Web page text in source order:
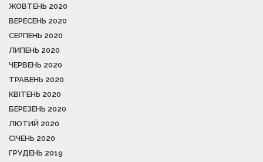
ЖОВТЕНЬ 2020
ВЕРЕСЕНЬ 2020
СЕРПЕНЬ 2020
ЛИПЕНЬ 2020
ЧЕРВЕНЬ 2020
ТРАВЕНЬ 2020
КВІТЕНЬ 2020
БЕРЕЗЕНЬ 2020
ЛЮТИЙ 2020
СІЧЕНЬ 2020
ГРУДЕНЬ 2019